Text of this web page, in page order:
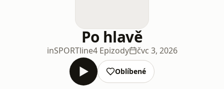
Po hlavě
inSPORTline4 Epizody čvc 3, 2026
Oblíbené